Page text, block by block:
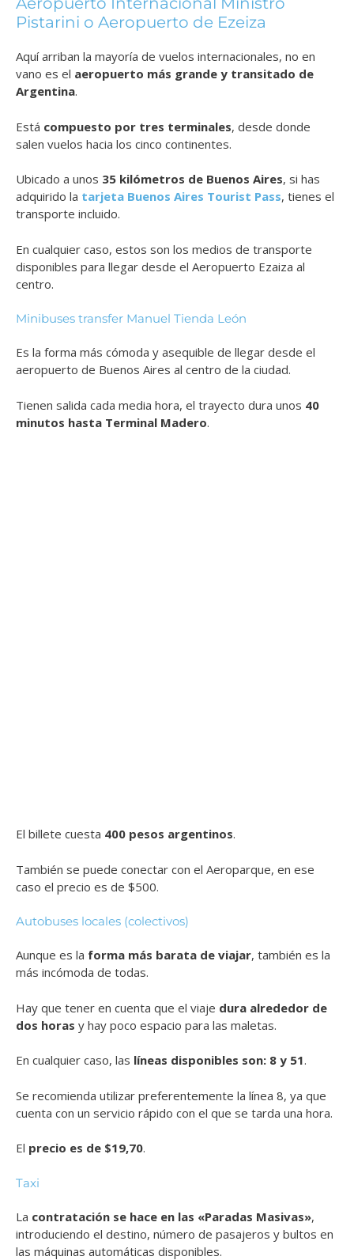
Pistarini o Aeropuerto de Ezeiza
Aquí arriban la mayoría de vuelos internacionales, no en
vano es el aeropuerto más grande y transitado de
Argentina.
Está compuesto por tres terminales, desde donde
salen vuelos hacia los cinco continentes.
Ubicado a unos 35 kilómetros de Buenos Aires, si has
adquirido la tarjeta Buenos Aires Tourist Pass, tienes el
transporte incluido.
En cualquier caso, estos son los medios de transporte
disponibles para llegar desde el Aeropuerto Ezaiza al
centro.
Minibuses transfer Manuel Tienda León
Es la forma más cómoda y asequible de llegar desde el
aeropuerto de Buenos Aires al centro de la ciudad.
Tienen salida cada media hora, el trayecto dura unos 40
minutos hasta Terminal Madero.
El billete cuesta 400 pesos argentinos.
También se puede conectar con el Aeroparque, en ese
caso el precio es de $500.
Autobuses locales (colectivos)
Aunque es la forma más barata de viajar, también es la
más incómoda de todas.
Hay que tener en cuenta que el viaje dura alrededor de
dos horas y hay poco espacio para las maletas.
En cualquier caso, las líneas disponibles son: 8 y 51.
Se recomienda utilizar preferentemente la línea 8, ya que
cuenta con un servicio rápido con el que se tarda una hora.
El precio es de $19,70.
Taxi
La contratación se hace en las «Paradas Masivas»,
introduciendo el destino, número de pasajeros y bultos en
las máquinas automáticas disponibles.